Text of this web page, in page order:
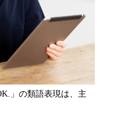
」の類語表現は、主